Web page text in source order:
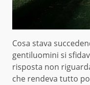
Cosa stava
gentiluomini si
risposta non
che rendeva tutto